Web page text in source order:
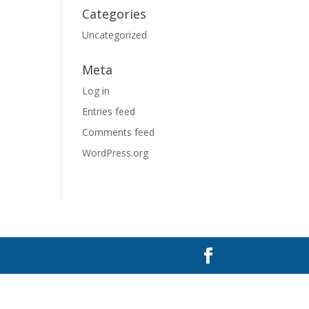
Categories
Uncategorized
Meta
Log in
Entries feed
Comments feed
WordPress.org